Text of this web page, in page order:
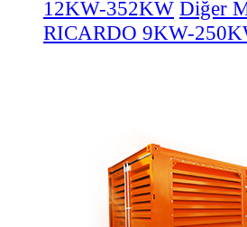
12KW-352KW Diğer
RICARDO 9KW-